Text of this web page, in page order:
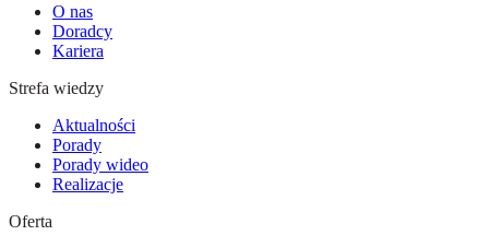
O nas
Doradcy
Kariera
Strefa wiedzy
Aktualności
Porady
Porady wideo
Realizacje
Oferta